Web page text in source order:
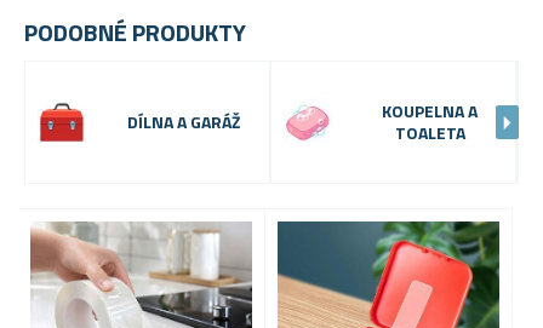
PODOBNÉ PRODUKTY
DÍLNA A GARÁŽ
KOUPELNA A
TOALETA